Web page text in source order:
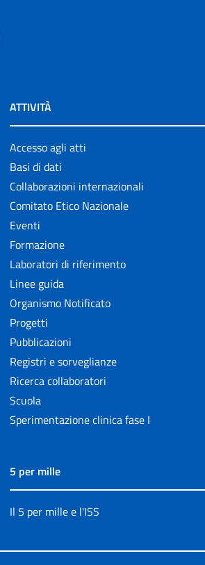
ATTIVITÀ
Accesso agli atti
Basi di dati
Collaborazioni internazionali
Comitato Etico Nazionale
Eventi
Formazione
Laboratori di riferimento
Linee guida
Organismo Notificato
Progetti
Pubblicazioni
Registri e sorveglianze
Ricerca collaboratori
Scuola
Sperimentazione clinica fase I
5 per mille
Il 5 per mille e l'ISS